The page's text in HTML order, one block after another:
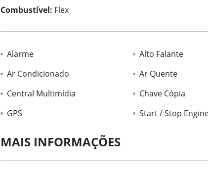
Combustível: Flex
Alarme
Alto Falante
Ar Condicionado
Ar Quente
Central Multimídia
Chave Cópia
GPS
Start / Stop
MAIS INFORMAÇÕES